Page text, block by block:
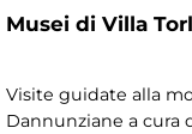
Musei di Villa
Visite guidate alla
Dannunziane a cura